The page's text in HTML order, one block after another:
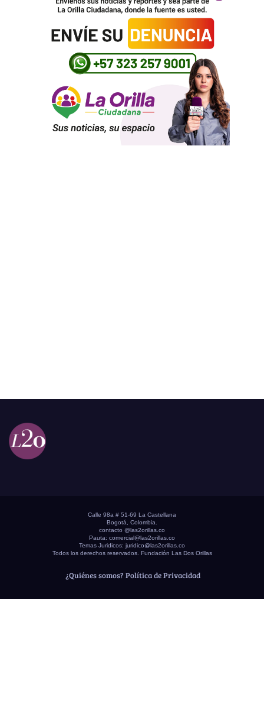
Calle 98a # 51-69 La Castellana
Bogotá, Colombia.
contacto @las2orillas.co
Pauta: comercial@las2orillas.co
Temas Juridicos: juridico@las2orillas.co
Todos los derechos reservados. Fundación Las Dos Orillas
¿Quiénes somos? Política de Privacidad